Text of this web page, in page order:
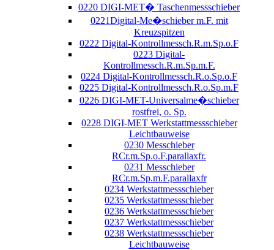
0220 DIGI-MET� Taschenmessschieber
0221Digital-Me�schieber m.F. mit
Kreuzspitzen
0222 Digital-Kontrollmessch.R.m.Sp.o.F
0223 Digital-
Kontrollmessch.R.m.Sp.m.F.
0224 Digital-Kontrollmessch.R.o.Sp.o.F
0225 Digital-Kontrollmessch.R.o.Sp.m.F
0226 DIGI-MET-Universalme�schieber
rostfrei, o. Sp.
0228 DIGI-MET Werkstattmessschieber
Leichtbauweise
0230 Messchieber
RCr.m.Sp.o.F.parallaxfr.
0231 Messchieber
RCr.m.Sp.m.F.parallaxfr
0234 Werkstattmessschieber
0235 Werkstattmessschieber
0236 Werkstattmessschieber
0237 Werkstattmessschieber
0238 Werkstattmessschieber
Leichtbauweise